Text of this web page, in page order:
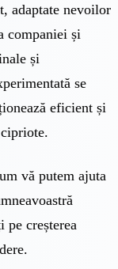
adaptate nevoilor
companiei și
și
se
eficient și
vă putem ajuta
pe creșterea